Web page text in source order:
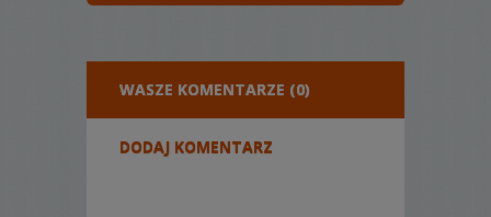
WASZE KOMENTARZE (0)
DODAJ KOMENTARZ